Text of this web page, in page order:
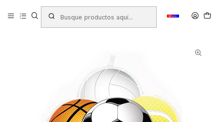
Productos COTILLÓN Velas
VELA GLAM PARA UN HOMBRE CON MUCHAS PELOTAS 1UNID.